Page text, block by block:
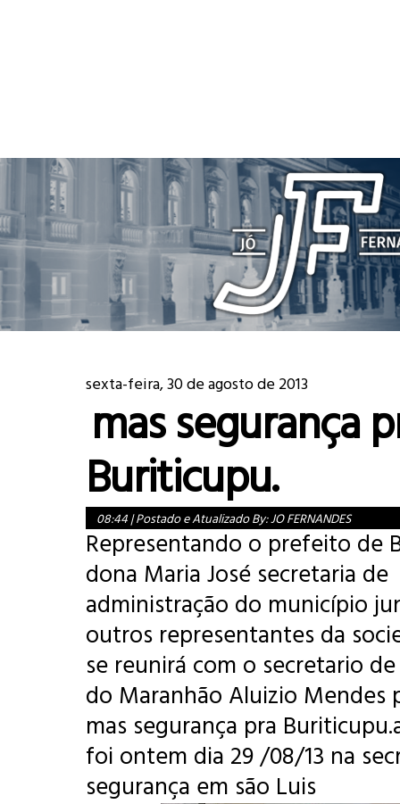
sexta-feira, 30 de agosto de 2013
mas segurança
Buriticupu.
08:44|Postado e Atualizado By:JO FERNANDES
Representando o prefeito de
dona Maria José secretaria de
administração do município
outros representantes da
se reunirá com o secretario
do Maranhão Aluizio Mendes
mas segurança pra
foi ontem dia 29 /08/13 na
segurança em são Luis